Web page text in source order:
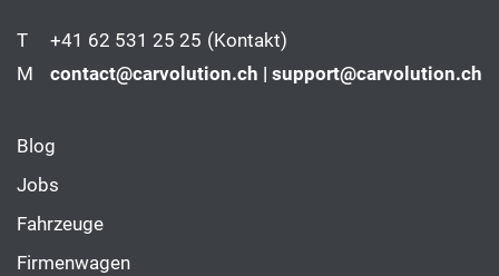
T +41 62 531 25 25 (Kontakt)
M
contact@carvolution.ch | support@carvolution.ch
Blog
Jobs
Fahrzeuge
Firmenwagen